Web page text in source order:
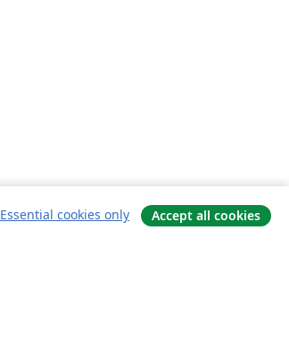
Essential cookies only Accept all cookies